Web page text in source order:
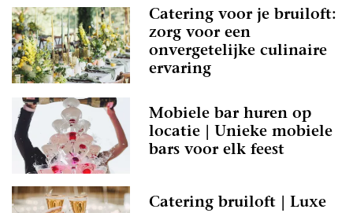
Catering voor je bruiloft:
zorg voor een
onvergetelijke culinaire
ervaring
Mobiele bar huren op
locatie | Unieke mobiele
bars voor elk feest
Catering bruiloft | Luxe